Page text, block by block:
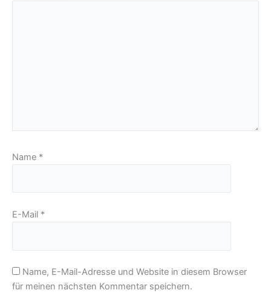
Name *
E-Mail *
Name, E-Mail-Adresse und Website in diesem Browser
für meinen nächsten Kommentar speichern.